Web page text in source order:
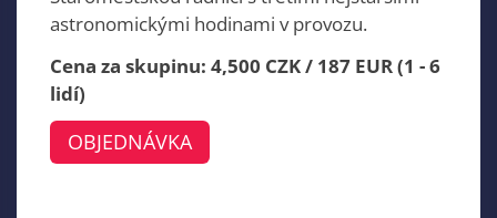
astronomickými hodinami v provozu.
Cena za skupinu: 4,500 CZK / 187 EUR (1 - 6
lidí)
OBJEDNÁVKA